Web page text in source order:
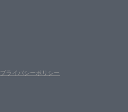
プライバシーポリシー